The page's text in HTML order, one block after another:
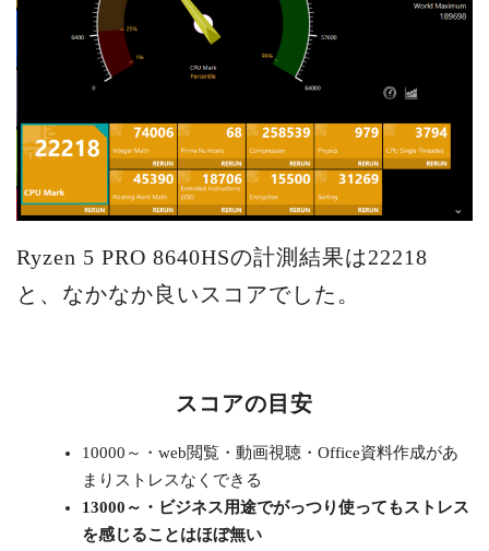
Ryzen 5 PRO 8640HSの計測結果は22218
と、なかなか良いスコアでした。
スコアの目安
10000～・web閲覧・動画視聴・Office資料作成があ
まりストレスなくできる
13000～・ビジネス用途でがっつり使ってもストレス
を感じることはほぼ無い